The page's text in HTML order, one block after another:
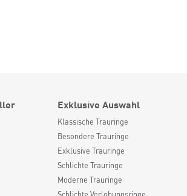
Exklusive Auswahl
Klassische Trauringe
Besondere Trauringe
Exklusive Trauringe
Schlichte Trauringe
Moderne Trauringe